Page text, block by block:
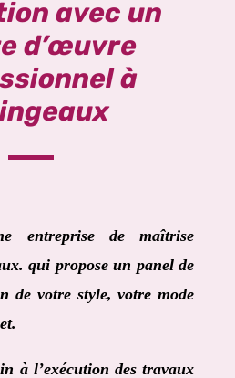
avec un
d’œuvre
à
entreprise de maîtrise
. qui propose un panel de
de votre style, votre mode
à l’exécution des travaux